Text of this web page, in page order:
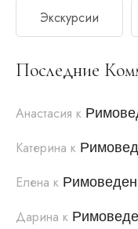
Экскурсии
Последние
Анастасия к
Катерина к
Елена к
Дарина к